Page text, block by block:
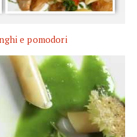
e pomodori